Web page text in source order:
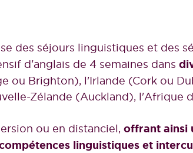
des séjours linguistiques et des
d'anglais de 4 semaines dans
ou Brighton), l'Irlande (Cork ou
Zélande (Auckland), l'Afrique
ou en distanciel, offrant ainsi
linguistiques et